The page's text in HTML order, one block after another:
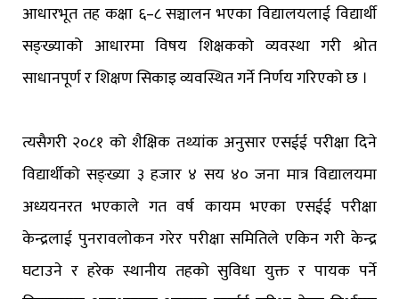
आधारभूत तह कक्षा ६–८ सञ्चालन भएका विद्यालयलाई विद्यार्थी
सङ्ख्याको आधारमा विषय शिक्षकको व्यवस्था गरी श्रोत
साधानपूर्ण र शिक्षण सिकाइ व्यवस्थित गर्ने निर्णय गरिएको छ ।
त्यसैगरी २०८१ को शैक्षिक तथ्यांक अनुसार एसईई परीक्षा दिने
विद्यार्थीको सङ्ख्या ३ हजार ४ सय ४० जना मात्र विद्यालयमा
अध्ययनरत भएकाले गत वर्ष कायम भएका एसईई परीक्षा
केन्द्रलाई पुनरावलोकन गरेर परीक्षा समितिले एकिन गरी केन्द्र
घटाउने र हरेक स्थानीय तहको सुविधा युक्त र पायक पर्ने